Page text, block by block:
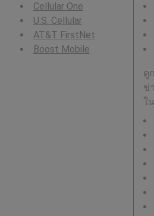
Cellular One
U.S. Cellular
AT&T FirstNet
Boost Mobile
ดู
ข่
ใ